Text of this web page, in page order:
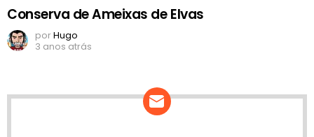
Conserva de Ameixas de Elvas
porHugo
3 anos atrás